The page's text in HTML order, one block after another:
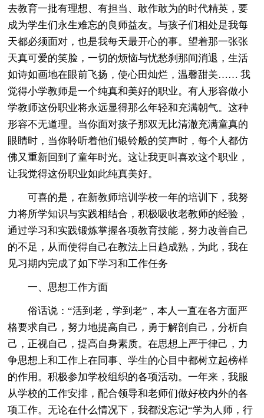
去教育一批有理想、有担当、敢作敢为的时代精英，要
成为学生们永生难忘的良师益友。与孩子们相处是我每
天都必须面对，也是我每天最开心的事。望着那一张张
天真可爱的笑脸，一切的烦恼与忧愁刹那间消退，生活
如诗如画地在眼前飞扬，使心田灿烂，温馨甜美…… 我
觉得小学教师是一个纯真和美好的职业。有人形容做小
学教师这份职业将永远显得那么年轻和充满朝气。这种
形容不无道理。当你面对孩子那双无比清澈充满童真的
眼睛时，当你聆听着他们银铃般的笑声时，每个人都仿
佛又重新回到了童年时光。这让我更叫喜欢这个职业，
让我觉得这份职业如此纯真美好。
可喜的是，在新教师培训学校一年的培训下，我努
力将所学知识与实践相结合，积极吸收老教师的经验，
通过学习和实践锻炼掌握各项教育技能，努力改善自己
的不足，从而使得自己在教法上日趋成熟，为此，我在
见习期内完成了如下学习和工作任务
一、思想工作方面
俗话说：“活到老，学到老”，本人一直在各方面严
格要求自己，努力地提高自己，勇于解剖自己，分析自
己，正视自己，提高自身素质。在思想上严于律己，力
争思想上和工作上在同事、学生的心目中都树立起榜样
的作用。积极参加学校组织的各项活动。一年来，我服
从学校的工作安排，配合领导和老师们做好校内外的各
项工作。无论在什么情况下，我都没忘记“学为人师，行